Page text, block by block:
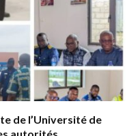
de l’Université de
autorités